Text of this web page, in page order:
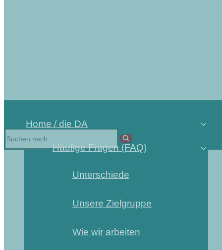
Home / die DA
Häufige Fragen (FAQ)
Unterschiede
Unsere Zielgruppe
Wie wir arbeiten